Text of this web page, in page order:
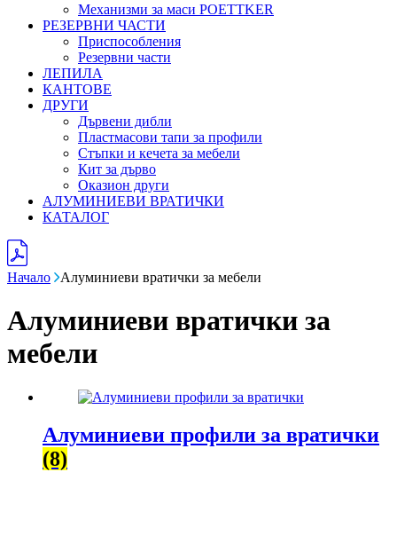
Механизми за маси POETTKER
РЕЗЕРВНИ ЧАСТИ
Приспособления
Резервни части
ЛЕПИЛА
КАНТОВЕ
ДРУГИ
Дървени дибли
Пластмасови тапи за профили
Стъпки и кечета за мебели
Кит за дърво
Оказион други
АЛУМИНИЕВИ ВРАТИЧКИ
КАТАЛОГ
Начало Алуминиеви вратички за мебели
Алуминиеви вратички за
мебели
Алуминиеви профили за вратички
(8)